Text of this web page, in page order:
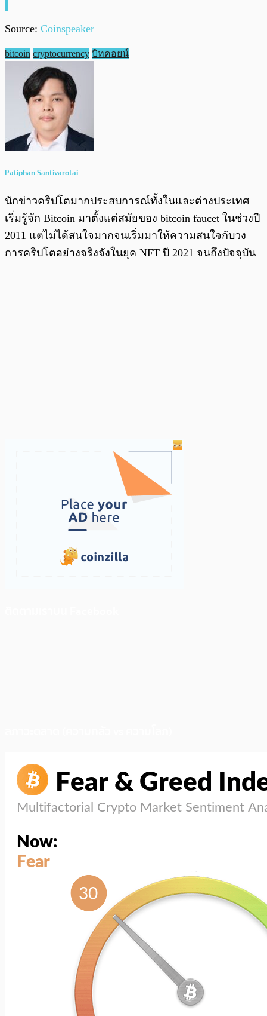
Source: Coinspeaker
bitcoin cryptocurrency บิทคอยน์
Patiphan Santivarotai
นักข่าวคริปโตมากประสบการณ์ทั้งในและต่างประเทศ
เริ่มรู้จัก Bitcoin มาตั้งแต่สมัยของ bitcoin faucet ในช่วงปี
2011 แต่ไม่ได้สนใจมากจนเริ่มมาให้ความสนใจกับวง
การคริปโตอย่างจริงจังในยุค NFT ปี 2021 จนถึงปัจจุบัน